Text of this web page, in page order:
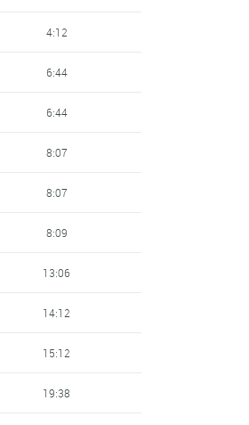
4:12
6:44
6:44
8:07
8:07
8:09
13:06
14:12
15:12
19:38